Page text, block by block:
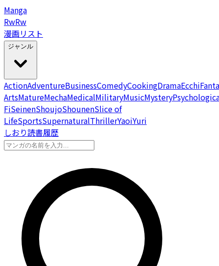
Manga
RwRw
漫画リスト
ジャンル
ActionAdventureBusinessComedyCookingDramaEcchi
ArtsMatureMechaMedicalMilitaryMusicMystery
FiSeinenShoujoShounenSlice of
LifeSportsSupernaturalThrillerYaoiYuri
しおり読書履歴